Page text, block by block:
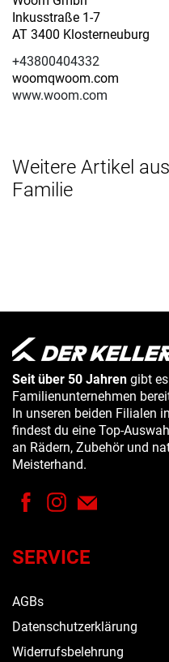
Inkusstraße 1-7
AT 3400 Klosterneuburg
+43800404332
woomqwoom.com
www.woom.com
Weitere Artikel
Familie
Seit über 50 Jahren gibt
Familienunternehmen
In unseren beiden Filialen
findest du eine Top-
an Rädern, Zubehör und
Meisterhand.
SERVICE
AGBs
Datenschutzerklärung
Widerrufsbelehrung